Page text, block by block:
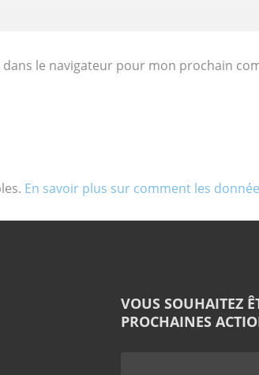
le navigateur pour mon prochain
En savoir plus sur comment les
VOUS SOUHAITEZ
PROCHAINES